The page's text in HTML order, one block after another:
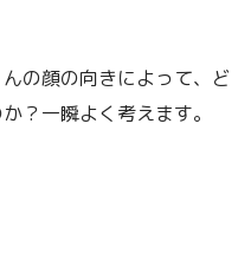
の顔の向きによって、ど
？一瞬よく考えます。